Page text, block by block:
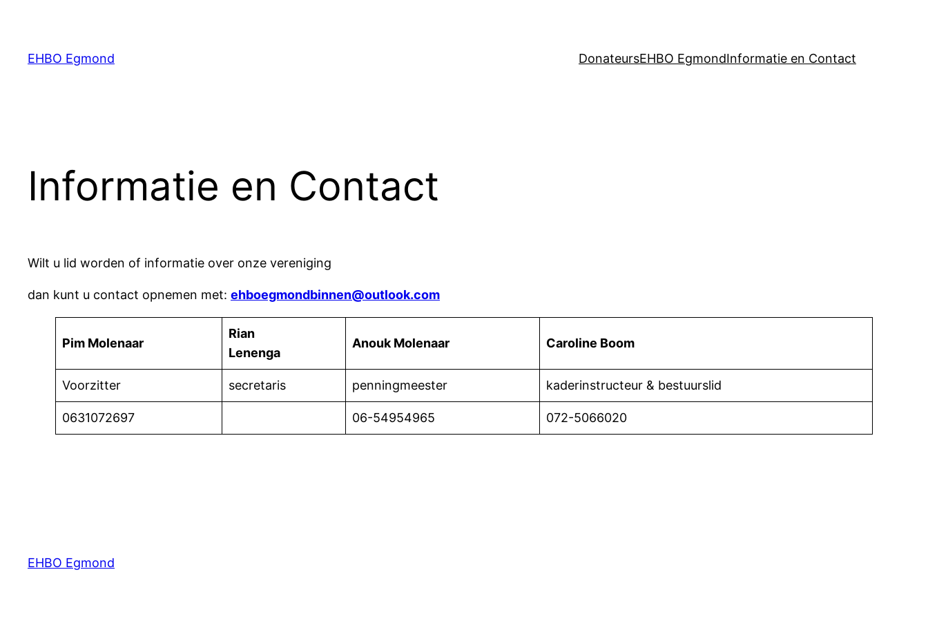
EHBO Egmond DonateursEHBO EgmondInformatie en Contact
Informatie en Contact
Wilt u lid worden of informatie over onze vereniging
dan kunt u contact opnemen met: ehboegmondbinnen@outlook.com
Pim Molenaar
Rian
Lenenga
Anouk Molenaar Caroline Boom
Voorzitter secretaris penningmeester kaderinstructeur & bestuurslid
0631072697 06-54954965 072-5066020
EHBO Egmond